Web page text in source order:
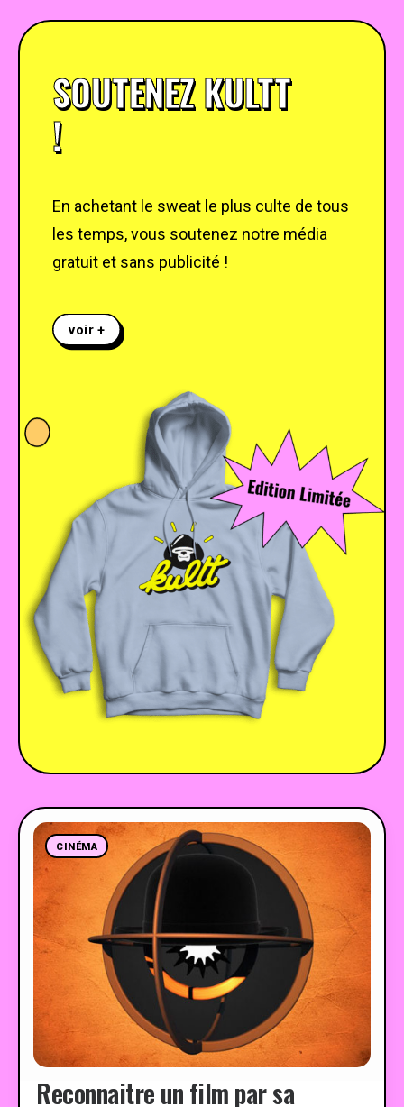
SOUTENEZ KULTT
!
En achetant le sweat le plus culte de tous
les temps, vous soutenez notre média
gratuit et sans publicité !
voir +
CINÉMA
Reconnaitre un film par sa